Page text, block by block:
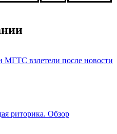
взлетели после новости
риторика. Обзор